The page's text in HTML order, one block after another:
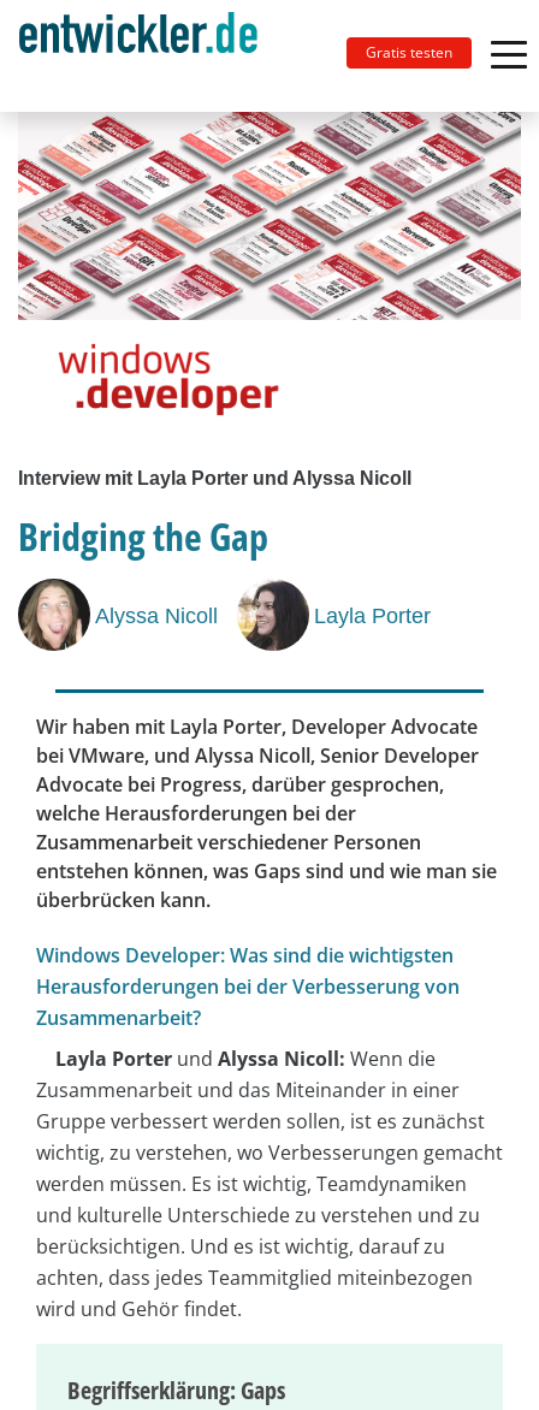
Gratis testen
Interview mit Layla Porter und Alyssa Nicoll
Bridging the Gap
Alyssa Nicoll Layla Porter
Wir haben mit Layla Porter, Developer Advocate
bei VMware, und Alyssa Nicoll, Senior Developer
Advocate bei Progress, darüber gesprochen,
welche Herausforderungen bei der
Zusammenarbeit verschiedener Personen
entstehen können, was Gaps sind und wie man sie
überbrücken kann.
Windows Developer: Was sind die wichtigsten
Herausforderungen bei der Verbesserung von
Zusammenarbeit?
Layla Porter und Alyssa Nicoll: Wenn die
Zusammenarbeit und das Miteinander in einer
Gruppe verbessert werden sollen, ist es zunächst
wichtig, zu verstehen, wo Verbesserungen gemacht
werden müssen. Es ist wichtig, Teamdynamiken
und kulturelle Unterschiede zu verstehen und zu
berücksichtigen. Und es ist wichtig, darauf zu
achten, dass jedes Teammitglied miteinbezogen
wird und Gehör findet.
Begriffserklärung: Gaps